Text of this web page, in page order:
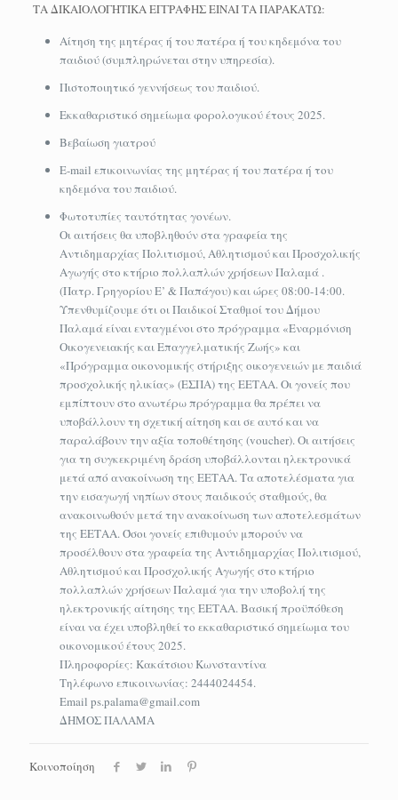
ΤΑ ΔΙΚΑΙΟΛΟΓΗΤΙΚΑ ΕΓΓΡΑΦΗΣ ΕΙΝΑΙ ΤΑ ΠΑΡΑΚΑΤΩ:
Αίτηση της μητέρας ή του πατέρα ή του κηδεμόνα του
παιδιού (συμπληρώνεται στην υπηρεσία).
Πιστοποιητικό γεννήσεως του παιδιού.
Εκκαθαριστικό σημείωμα φορολογικού έτους 2025.
Βεβαίωση γιατρού
E-mail επικοινωνίας της μητέρας ή του πατέρα ή του
κηδεμόνα του παιδιού.
Φωτοτυπίες ταυτότητας γονέων.
Οι αιτήσεις θα υποβληθούν στα γραφεία της
Αντιδημαρχίας Πολιτισμού, Αθλητισμού και Προσχολικής
Αγωγής στο κτήριο πολλαπλών χρήσεων Παλαμά .
(Πατρ. Γρηγορίου Ε’ & Παπάγου) και ώρες 08:00-14:00.
Υπενθυμίζουμε ότι οι Παιδικοί Σταθμοί του Δήμου
Παλαμά είναι ενταγμένοι στο πρόγραμμα «Εναρμόνιση
Οικογενειακής και Επαγγελματικής Ζωής» και
«Πρόγραμμα οικονομικής στήριξης οικογενειών με παιδιά
προσχολικής ηλικίας» (ΕΣΠΑ) της ΕΕΤΑΑ. Οι γονείς που
εμπίπτουν στο ανωτέρω πρόγραμμα θα πρέπει να
υποβάλλουν τη σχετική αίτηση και σε αυτό και να
παραλάβουν την αξία τοποθέτησης (voucher). Οι αιτήσεις
για τη συγκεκριμένη δράση υποβάλλονται ηλεκτρονικά
μετά από ανακοίνωση της ΕΕΤΑΑ. Τα αποτελέσματα για
την εισαγωγή νηπίων στους παιδικούς σταθμούς, θα
ανακοινωθούν μετά την ανακοίνωση των αποτελεσμάτων
της ΕΕΤΑΑ. Όσοι γονείς επιθυμούν μπορούν να
προσέλθουν στα γραφεία της Αντιδημαρχίας Πολιτισμού,
Αθλητισμού και Προσχολικής Αγωγής στο κτήριο
πολλαπλών χρήσεων Παλαμά για την υποβολή της
ηλεκτρονικής αίτησης της ΕΕΤΑΑ. Βασική προϋπόθεση
είναι να έχει υποβληθεί το εκκαθαριστικό σημείωμα του
οικονομικού έτους 2025.
Πληροφορίες: Κακάτσιου Κωνσταντίνα
Τηλέφωνο επικοινωνίας: 2444024454.
Email ps.palama@gmail.com
ΔΗΜΟΣ ΠΑΛΑΜΑ
Κοινοποίηση